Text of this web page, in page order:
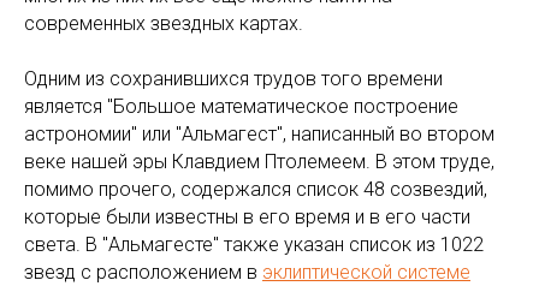
современных звездных картах.
Одним из сохранившихся трудов того времени
является "Большое математическое построение
астрономии" или "Альмагест", написанный во втором
веке нашей эры Клавдием Птолемеем. В этом труде,
помимо прочего, содержался список 48 созвездий,
которые были известны в его время и в его части
света. В "Альмагесте" также указан список из 1022
звезд с расположением в эклиптической системе